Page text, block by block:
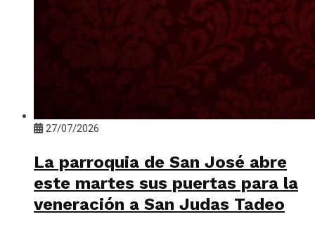
27/07/2026
La parroquia de San José abre
este martes sus puertas para la
veneración a San Judas Tadeo